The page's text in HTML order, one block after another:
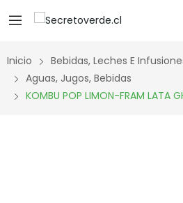
Inicio
Bebidas, Leches E
Aguas, Jugos, Bebidas
KOMBU POP LIMON-FRAM LATA